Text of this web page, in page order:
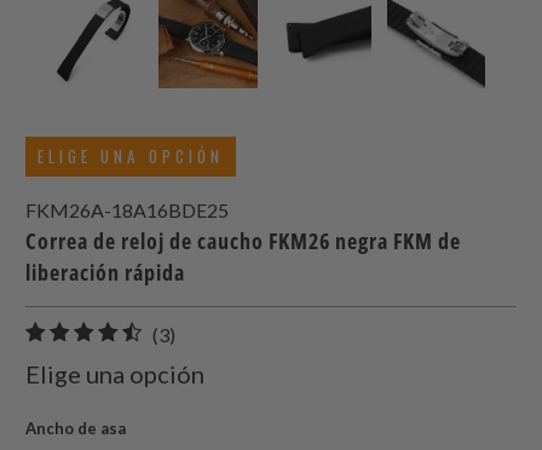
ELIGE UNA OPCIÓN
FKM26A-18A16BDE25
Correa de reloj de caucho FKM26 negra FKM de
liberación rápida
(3)
total
Elige una opción
Ancho de asa